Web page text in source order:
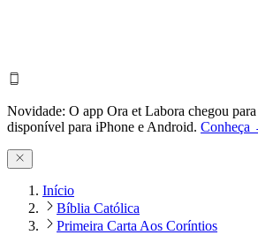
Novidade: O app Ora et Labora chegou
disponível para iPhone e Android. Conheça
Início
Bíblia Católica
Primeira Carta Aos Coríntios